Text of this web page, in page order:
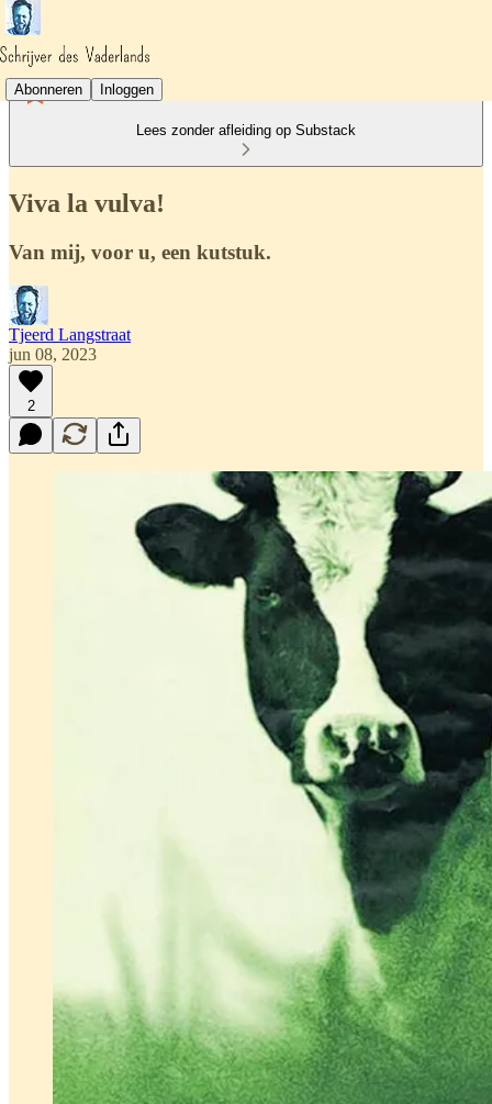
Abonneren Inloggen
Lees zonder afleiding op Substack
Viva la vulva!
Van mij, voor u, een kutstuk.
Tjeerd Langstraat
jun 08, 2023
2